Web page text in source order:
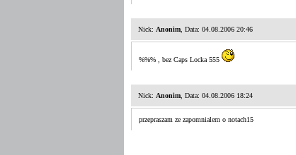
Nick: Anonim, Data: 04.08.2006 20:46
%%% , bez Caps Locka 555
Nick: Anonim, Data: 04.08.2006 18:24
przepraszam ze zapomnialem o notach15